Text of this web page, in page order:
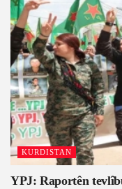
KURDISTAN
YPJ: Raportên